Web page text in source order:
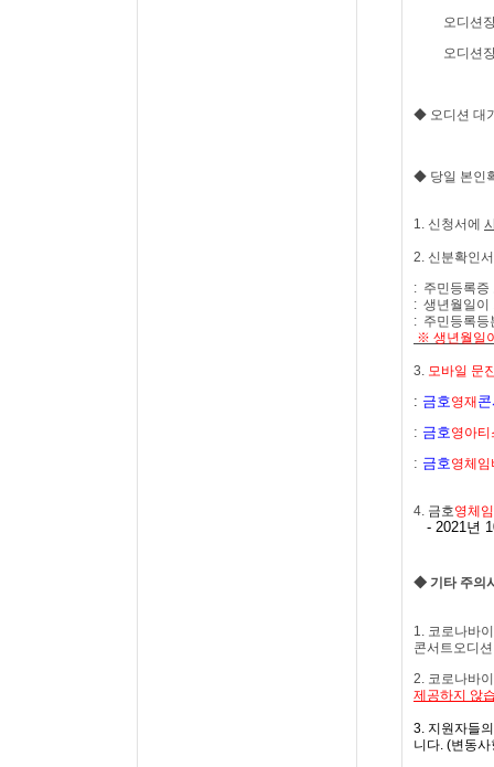
오디션
오디션
◆ 오디션 대
◆ 당일 본인
1. 신청서에
2. 신분확인
: 주민등록증
: 생년월일이
: 주민등록등
※ 생년월일
3. 모바일 문
: 금호영재
: 금호영아티
: 금호영체임
4. 금호영체
- 2021년
◆ 기타 주의
1. 코로나바
콘서트오디
2. 코로나바
제공하지 않
3. 지원자들
니다. (변동